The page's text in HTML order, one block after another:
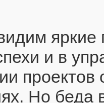
яркие
и в
Но беда